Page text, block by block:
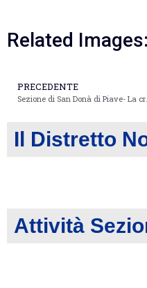
Related Images:
PRECEDENTE
Sezione di San
Il Distretto
Attività